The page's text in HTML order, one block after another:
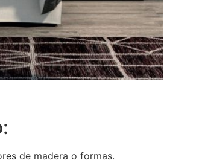
de madera o formas.